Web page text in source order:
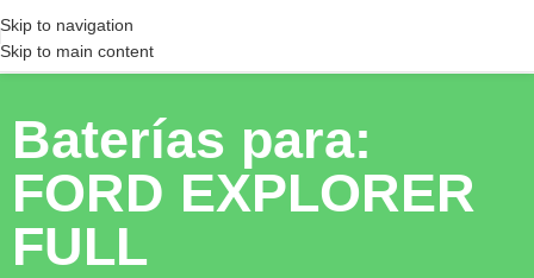
Skip to navigation
Skip to main content
Baterías para:
FORD EXPLORER
FULL